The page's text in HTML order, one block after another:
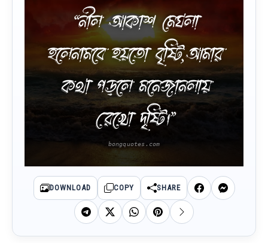
“নীল আকাশ মেঘলা
হলেনামবে হয়তো বৃষ্টি,আমার
কথা পড়লে মনেজানলায়
রেখো দৃষ্টি।”
DOWNLOAD COPY SHARE